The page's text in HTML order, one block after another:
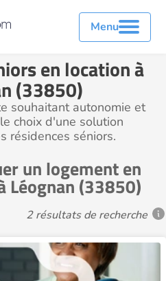
Menu
en location à
(33850)
souhaitant autonomie et
choix d'une solution
résidences séniors.
un logement en
Léognan (33850)
2 résultats de recherche